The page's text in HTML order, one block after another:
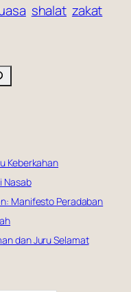
shalat zakat
Keberkahan
Nasab
Manifesto Peradaban
dan Juru Selamat